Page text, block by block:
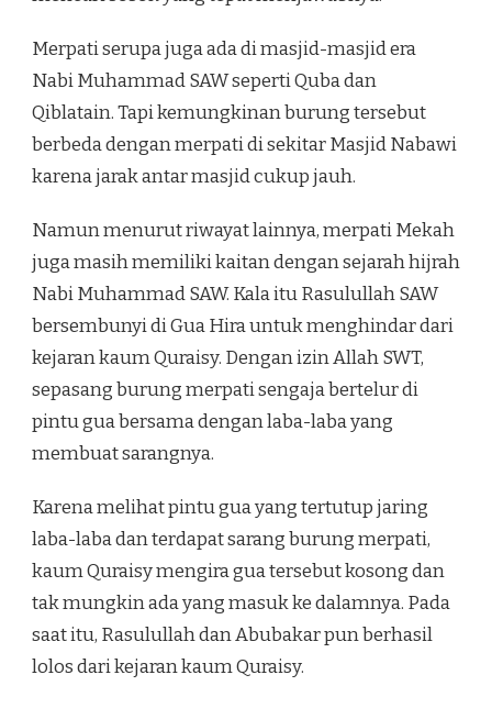
Merpati serupa juga ada di masjid-masjid era
Nabi Muhammad SAW seperti Quba dan
Qiblatain. Tapi kemungkinan burung tersebut
berbeda dengan merpati di sekitar Masjid Nabawi
karena jarak antar masjid cukup jauh.
Namun menurut riwayat lainnya, merpati Mekah
juga masih memiliki kaitan dengan sejarah hijrah
Nabi Muhammad SAW. Kala itu Rasulullah SAW
bersembunyi di Gua Hira untuk menghindar dari
kejaran kaum Quraisy. Dengan izin Allah SWT,
sepasang burung merpati sengaja bertelur di
pintu gua bersama dengan laba-laba yang
membuat sarangnya.
Karena melihat pintu gua yang tertutup jaring
laba-laba dan terdapat sarang burung merpati,
kaum Quraisy mengira gua tersebut kosong dan
tak mungkin ada yang masuk ke dalamnya. Pada
saat itu, Rasulullah dan Abubakar pun berhasil
lolos dari kejaran kaum Quraisy.